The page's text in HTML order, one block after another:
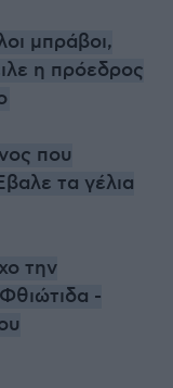
μπράβοι,
η πρόεδρος
που
τα γέλια
την
-